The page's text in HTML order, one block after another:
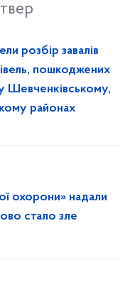
розбір завалів
пошкоджених
Шевченківському,
районах
охорони» надали
стало зле